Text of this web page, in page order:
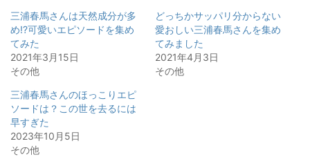
三浦春馬さんは天然成分が多
め!?可愛いエピソードを集め
てみた
2021年3月15日
その他
どっちかサッパリ分からない
愛おしい三浦春馬さんを集め
てみました
2021年4月3日
その他
三浦春馬さんのほっこりエピ
ソードは？この世を去るには
早すぎた
2023年10月5日
その他